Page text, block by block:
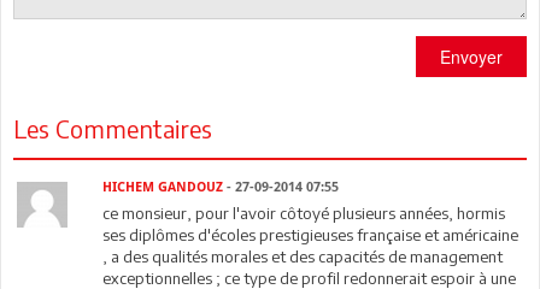
Envoyer
Les Commentaires
HICHEM GANDOUZ - 27-09-2014 07:55
ce monsieur, pour l'avoir côtoyé plusieurs années, hormis
ses diplômes d'écoles prestigieuses française et américaine
, a des qualités morales et des capacités de management
exceptionnelles ; ce type de profil redonnerait espoir à une